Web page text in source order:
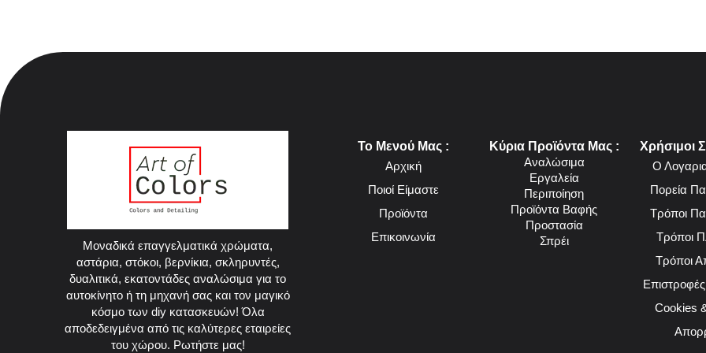
Μοναδικά επαγγελματικά χρώματα,
αστάρια, στόκοι, βερνίκια, σκληρυντές,
δυαλιτικά, εκατοντάδες αναλώσιμα για το
αυτοκίνητο ή τη μηχανή σας και τον μαγικό
κόσμο των diy κατασκευών! Όλα
αποδεδειγμένα από τις καλύτερες εταιρείες
του χώρου. Ρωτήστε μας!
Το Μενού Μας :
Αρχική
Ποιοί Είμαστε
Προϊόντα
Επικοινωνία
Κύρια Προϊόντα Μας :
Αναλώσιμα
Εργαλεία
Περιποίηση
Προϊόντα Βαφής
Προστασία
Σπρέι
Χρήσιμοι
Ο
Πορεία
Τρόποι
Τρόποι
Τρόποι
Cookies